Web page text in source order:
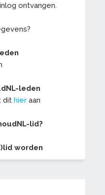
ontvangen.
leden
dit hier aan
lid?
worden